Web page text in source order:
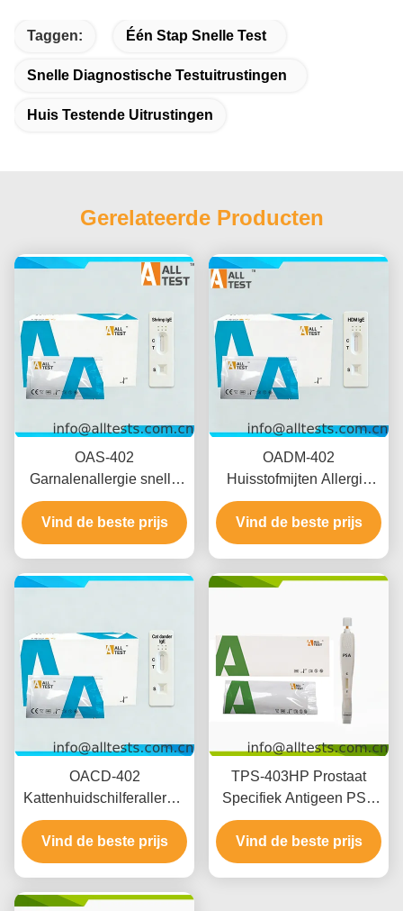
Taggen: Één Stap Snelle Test
Snelle Diagnostische Testuitrustingen
Huis Testende Uitrustingen
Gerelateerde Producten
OAS-402
Garnalenallergie snelle
test volbloed / serum /
plasma
Vind de beste prijs
OADM-402
Huisstofmijten Allergie
Rapid Test Volbloed /
Serum / Plasma
Vind de beste prijs
OACD-402
Kattenhuidschilferallergie
Sneltest Volbloed / Serum
/ Plasma
Vind de beste prijs
TPS-403HP Prostaat
Specifiek Antigeen PSA
Sneltest Voor Zelftesten
Vind de beste prijs